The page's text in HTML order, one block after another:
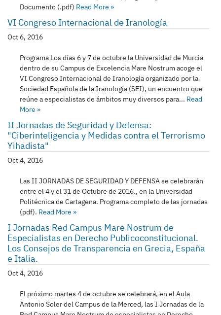
Documento (.pdf) Read More »
VI Congreso Internacional de Iranología
Oct 6, 2016
Programa Los días 6 y 7 de octubre la Universidad de Murcia
dentro de su Campus de Excelencia Mare Nostrum acoge el
VI Congreso Internacional de Iranología organizado por la
Sociedad Española de la Iranología (SEI), un encuentro que
reúne a especialistas de ámbitos muy diversos para... Read
More »
II Jornadas de Seguridad y Defensa:
"Ciberinteligencia y Medidas contra el Terrorismo
Yihadista"
Oct 4, 2016
Las II JORNADAS DE SEGURIDAD Y DEFENSA se celebrarán
entre el 4 y el 31 de Octubre de 2016., en la Universidad
Politécnica de Cartagena. Programa completo de las jornadas
(pdf). Read More »
I Jornadas Red Campus Mare Nostrum de
Especialistas en Derecho Publicoconstitucional.
Los Consejos de Transparencia en Grecia, España
e Italia.
Oct 4, 2016
El próximo martes 4 de octubre se celebrará, en el Aula
Antonio Soler del Campus de la Merced, las I Jornadas de la